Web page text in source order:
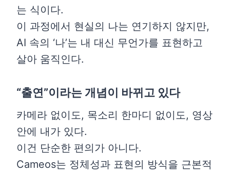
는 식이다.
이 과정에서 현실의 나는 연기하지 않지만,
AI 속의 ‘나’는 내 대신 무언가를 표현하고
살아 움직인다.
“출연”이라는 개념이 바뀌고 있다
카메라 없이도, 목소리 한마디 없이도, 영상
안에 내가 있다.
이건 단순한 편의가 아니다.
Cameos는 정체성과 표현의 방식을 근본적